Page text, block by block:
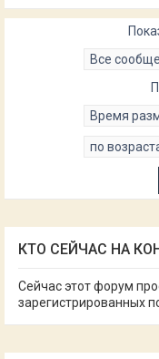
КТО СЕЙЧАС НА
Сейчас этот форум
зарегистрированных